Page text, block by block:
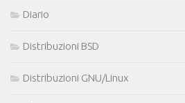
Diario
Distribuzioni BSD
Distribuzioni GNU/Linux